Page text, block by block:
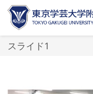
スライド1